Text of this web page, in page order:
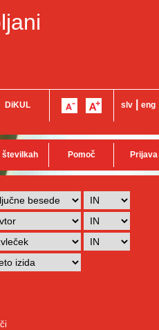
DiKUL slv eng
številkah Pomoč Prijava